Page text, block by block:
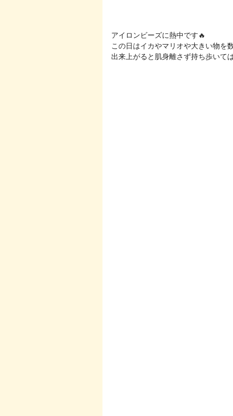
アイロンビーズに熱中です🔥
この日はイカやマリオや大きい物を
出来上がると肌身離さず持ち歩いて